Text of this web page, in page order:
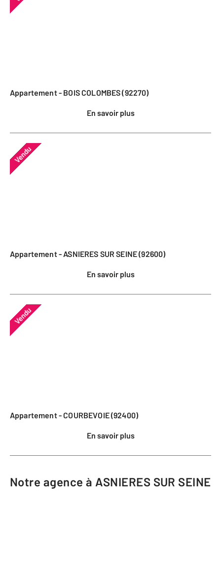
Appartement - BOIS COLOMBES (92270)
En savoir plus
Vendu
Appartement - ASNIERES SUR SEINE (92600)
En savoir plus
Vendu
Appartement - COURBEVOIE (92400)
En savoir plus
Notre agence à ASNIERES SUR SEINE